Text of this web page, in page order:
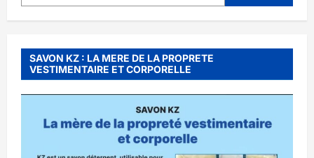
SAVON KZ : LA MERE DE LA PROPRETE
VESTIMENTAIRE ET CORPORELLE